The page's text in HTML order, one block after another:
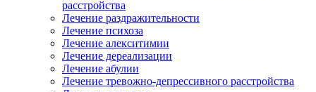
расстройства
Лечение раздражительности
Лечение психоза
Лечение алекситимии
Лечение дереализации
Лечение абулии
Лечение тревожно-депрессивного расстройства